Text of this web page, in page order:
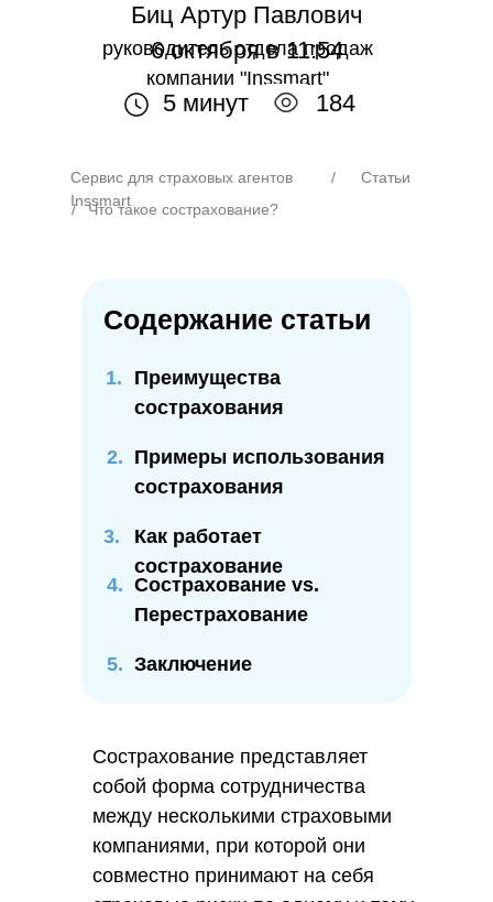
184
5 минут
Биц Артур Павлович
руководитель отдела продаж
компании "Inssmart"
6 октября в 11:54
Сервис для страховых агентов
Inssmart
/
Статьи
/
Что такое сострахование?
Содержание статьи
2. Примеры использования
сострахования
Преимущества
сострахования
4. Сострахование vs.
Перестрахование
3.
Как работает
сострахование
5. Заключение
Сострахование представляет
собой форма сотрудничества
между несколькими страховыми
компаниями, при которой они
совместно принимают на себя